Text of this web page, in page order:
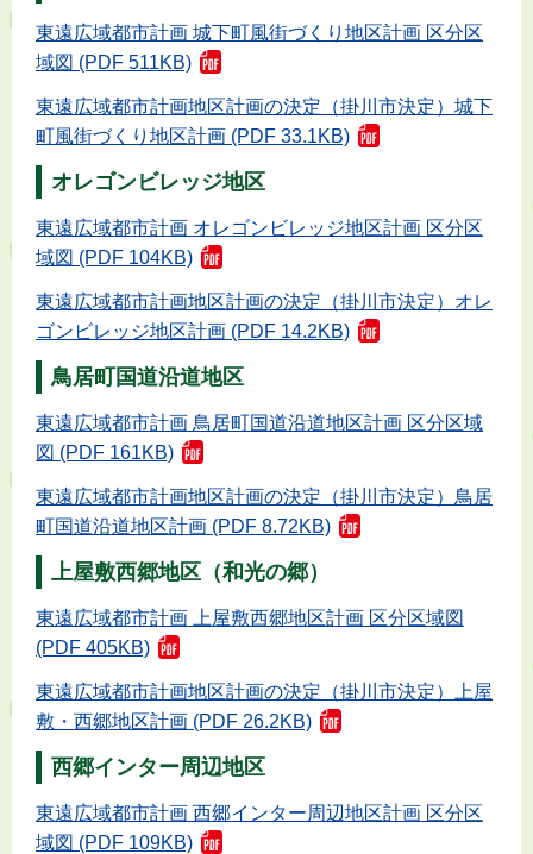
東遠広域都市計画 城下町風街づくり地区計画 区分区
域図 (PDF 511KB)
東遠広域都市計画地区計画の決定（掛川市決定）城下
町風街づくり地区計画 (PDF 33.1KB)
オレゴンビレッジ地区
東遠広域都市計画 オレゴンビレッジ地区計画 区分区
域図 (PDF 104KB)
東遠広域都市計画地区計画の決定（掛川市決定）オレ
ゴンビレッジ地区計画 (PDF 14.2KB)
鳥居町国道沿道地区
東遠広域都市計画 鳥居町国道沿道地区計画 区分区域
図 (PDF 161KB)
東遠広域都市計画地区計画の決定（掛川市決定）鳥居
町国道沿道地区計画 (PDF 8.72KB)
上屋敷西郷地区（和光の郷）
東遠広域都市計画 上屋敷西郷地区計画 区分区域図
(PDF 405KB)
東遠広域都市計画地区計画の決定（掛川市決定）上屋
敷・西郷地区計画 (PDF 26.2KB)
西郷インター周辺地区
東遠広域都市計画 西郷インター周辺地区計画 区分区
域図 (PDF 109KB)